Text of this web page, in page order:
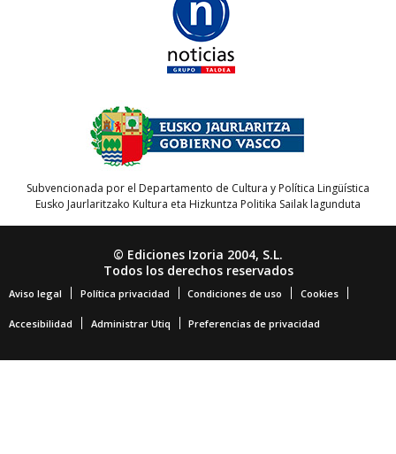
Subvencionada por el Departamento de Cultura y Política Lingüística
Eusko Jaurlaritzako Kultura eta Hizkuntza Politika Sailak lagunduta
© Ediciones Izoria 2004, S.L.
Todos los derechos reservados
Aviso legal Política privacidad Condiciones de uso Cookies
Accesibilidad Administrar Utiq Preferencias de privacidad